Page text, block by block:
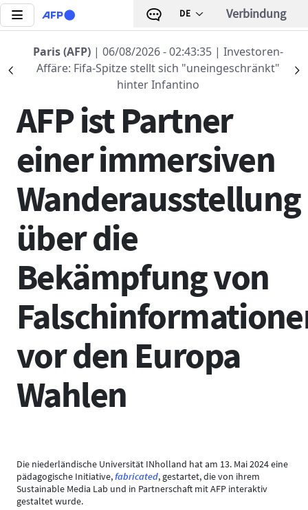
Direkt zum Inhalt DE Verbindung
Précédent
Paris (AFP)| 06/08/2026 - 02:43:35| Investoren-
Affäre: Fifa-Spitze stellt sich "uneingeschränkt"
hinter Infantino
Zurück zur Liste
14 MAI 2024 - 10:15
AFP ist Partner
einer immersiven
Wanderausstellung
über die
Bekämpfung von
vor den Europa
Wahlen
Die niederländische Universität INholland hat am 13. Mai 2024 eine
pädagogische Initiative,fabricated, gestartet, die von ihrem
Sustainable Media Lab und in Partnerschaft mit AFP interaktiv
gestaltet wurde.